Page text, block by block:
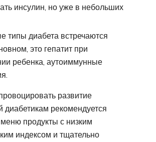
инсулин, но уже в небольших
типы диабета встречаются
это гепатит при
ребенка, аутоиммунные
развитие
диабетикам рекомендуется
продукты с низким
индексом и тщательно